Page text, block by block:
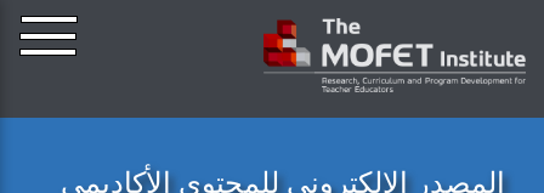
المصدر الإلكتروني للمحتوى الأكاديمي